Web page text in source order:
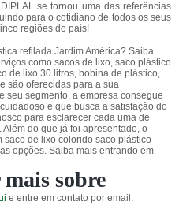
se tornou uma das referências
para o cotidiano de todos os seus
regiões do país!
refilada Jardim América? Saiba
como sacos de lixo, saco plástico
de lixo 30 litros, bobina de plástico,
são oferecidas para a sua
seu segmento, a empresa consegue
e que busca a satisfação do
para esclarecer cada uma de
do que já foi apresentado, o
de lixo colorido saco plástico
opções. Saiba mais entrando em
sobre
e entre em contato por email.